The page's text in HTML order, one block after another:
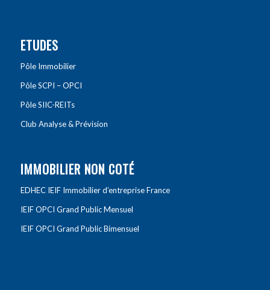
ETUDES
Pôle Immobilier
Pôle SCPI – OPCI
Pôle SIIC-REITs
Club Analyse & Prévision
IMMOBILIER NON COTÉ
EDHEC IEIF Immobilier d’entreprise France
IEIF OPCI Grand Public Mensuel
IEIF OPCI Grand Public Bimensuel